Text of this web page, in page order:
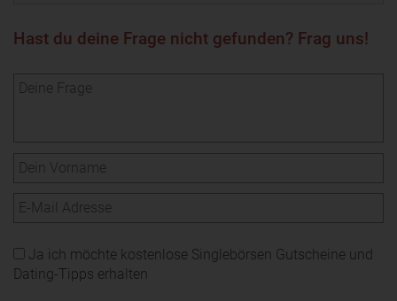
Hast du deine Frage nicht gefunden? Frag uns!
Ja ich möchte kostenlose Singlebörsen Gutscheine und
Dating-Tipps erhalten